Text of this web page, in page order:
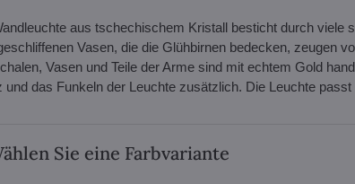
aus tschechischem Kristall besticht durch viele
Vasen, die die Glühbirnen bedecken, zeugen
Vasen und Teile der Arme sind mit echtem Gold
und das Funkeln der Leuchte zusätzlich. Die Leuchte
Sie eine Farbvariante